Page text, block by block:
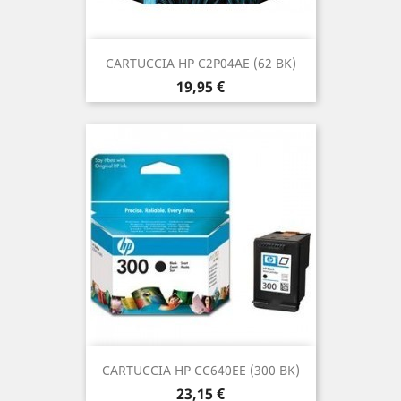
CARTUCCIA HP C2P04AE (62 BK)
Prezzo
19,95 €
CARTUCCIA HP CC640EE (300 BK)
Prezzo
23,15 €